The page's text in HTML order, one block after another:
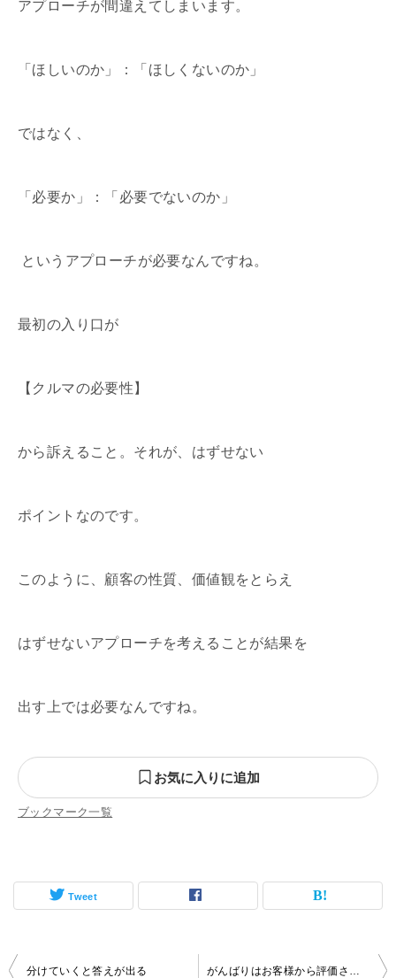
アプローチが間違えてしまいます。
「ほしいのか」：「ほしくないのか」
ではなく、
「必要か」：「必要でないのか」
というアプローチが必要なんですね。
最初の入り口が
【クルマの必要性】
から訴えること。それが、はずせない
ポイントなのです。
このように、顧客の性質、価値観をとらえ
はずせないアプローチを考えることが結果を
出す上では必要なんですね。
お気に入りに追加
ブックマーク一覧
Tweet
投
分けていくと答えが出る